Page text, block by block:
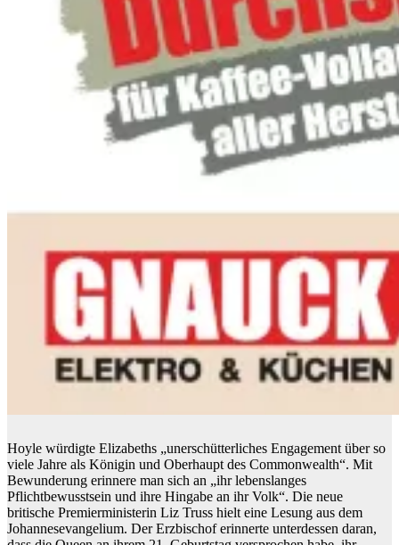
Hoyle würdigte Elizabeths „unerschütterliches Engagement über so
viele Jahre als Königin und Oberhaupt des Commonwealth“. Mit
Bewunderung erinnere man sich an „ihr lebenslanges
Pflichtbewusstsein und ihre Hingabe an ihr Volk“. Die neue
britische Premierministerin Liz Truss hielt eine Lesung aus dem
Johannesevangelium. Der Erzbischof erinnerte unterdessen daran,